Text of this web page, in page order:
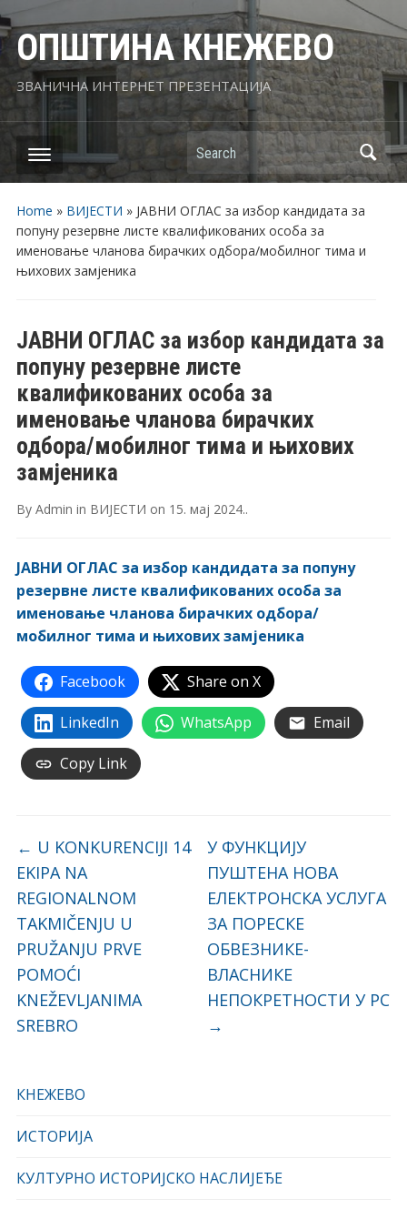
ОПШТИНА КНЕЖЕВО
ЗВАНИЧНА ИНТЕРНЕТ ПРЕЗЕНТАЦИЈА
Search
Home » ВИЈЕСТИ » ЈАВНИ ОГЛАС за избор кандидата за
попуну резервне листе квалификованих особа за
именовање чланова бирачких одбора/мобилног тима и
њихових замјеника
КНЕЖЕВО
ИСТОРИЈА
КУЛТУРНО ИСТОРИЈСКО НАСЛИЈЕЂЕ
ЈАВНИ ОГЛАС за избор кандидата за
попуну резервне листе
квалификованих особа за
именовање чланова бирачких
одбора/мобилног тима и њихових
замјеника
By Admin in ВИЈЕСТИ on 15. мај 2024..
ЈАВНИ ОГЛАС за избор кандидата за попуну
резервне листе квалификованих особа за
именовање чланова бирачких одбора/
мобилног тима и њихових замјеника
Facebook Share on X
LinkedIn WhatsApp Email
Copy Link
← U KONKURENCIJI 14
EKIPA NA
REGIONALNOM
TAKMIČENJU U
PRUŽANJU PRVE
POMOĆI
KNEŽEVLJANIMA
SREBRO
У ФУНКЦИЈУ
ПУШТЕНА НОВА
ЕЛЕКТРОНСКА УСЛУГА
ЗА ПОРЕСКЕ
ОБВЕЗНИКЕ-
ВЛАСНИКЕ
НЕПОКРЕТНОСТИ У РС
→